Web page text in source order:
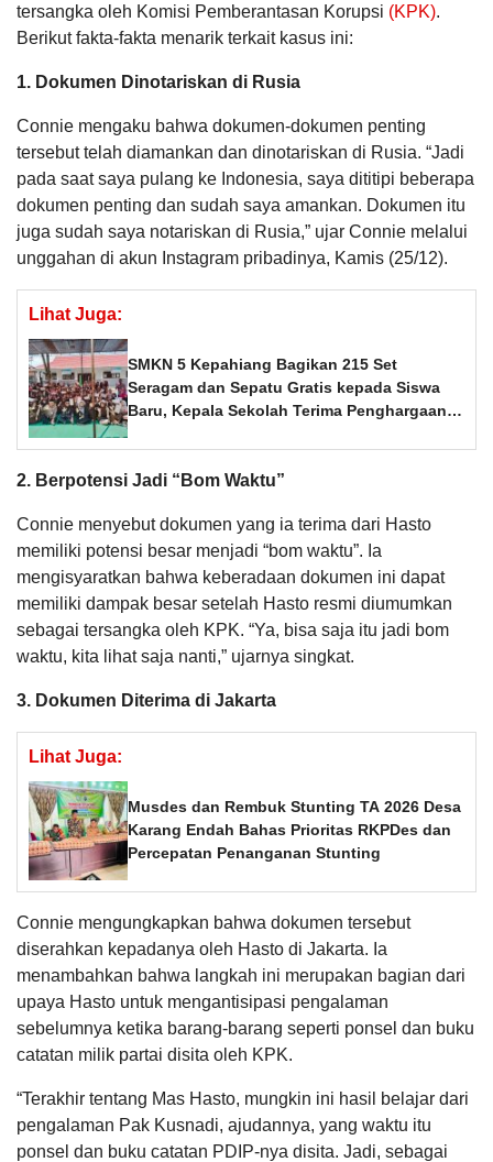
tersangka oleh Komisi Pemberantasan Korupsi (KPK).
Berikut fakta-fakta menarik terkait kasus ini:
1. Dokumen Dinotariskan di Rusia
Connie mengaku bahwa dokumen-dokumen penting
tersebut telah diamankan dan dinotariskan di Rusia. “Jadi
pada saat saya pulang ke Indonesia, saya dititipi beberapa
dokumen penting dan sudah saya amankan. Dokumen itu
juga sudah saya notariskan di Rusia,” ujar Connie melalui
unggahan di akun Instagram pribadinya, Kamis (25/12).
Lihat Juga:
SMKN 5 Kepahiang Bagikan 215 Set
Seragam dan Sepatu Gratis kepada Siswa
Baru, Kepala Sekolah Terima Penghargaan
2. Berpotensi Jadi “Bom Waktu”
Connie menyebut dokumen yang ia terima dari Hasto
memiliki potensi besar menjadi “bom waktu”. Ia
mengisyaratkan bahwa keberadaan dokumen ini dapat
memiliki dampak besar setelah Hasto resmi diumumkan
sebagai tersangka oleh KPK. “Ya, bisa saja itu jadi bom
waktu, kita lihat saja nanti,” ujarnya singkat.
3. Dokumen Diterima di Jakarta
Lihat Juga:
Musdes dan Rembuk Stunting TA 2026 Desa
Karang Endah Bahas Prioritas RKPDes dan
Percepatan Penanganan Stunting
Connie mengungkapkan bahwa dokumen tersebut
diserahkan kepadanya oleh Hasto di Jakarta. Ia
menambahkan bahwa langkah ini merupakan bagian dari
upaya Hasto untuk mengantisipasi pengalaman
sebelumnya ketika barang-barang seperti ponsel dan buku
catatan milik partai disita oleh KPK.
“Terakhir tentang Mas Hasto, mungkin ini hasil belajar dari
pengalaman Pak Kusnadi, ajudannya, yang waktu itu
ponsel dan buku catatan PDIP-nya disita. Jadi, sebagai